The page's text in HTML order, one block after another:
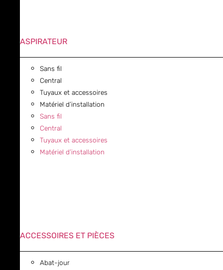
ASPIRATEUR
Sans fil
Central
Tuyaux et accessoires
Matériel d’installation
Sans fil
Central
Tuyaux et accessoires
Matériel d’installation
ACCESSOIRES ET PIÈCES
Abat-jour